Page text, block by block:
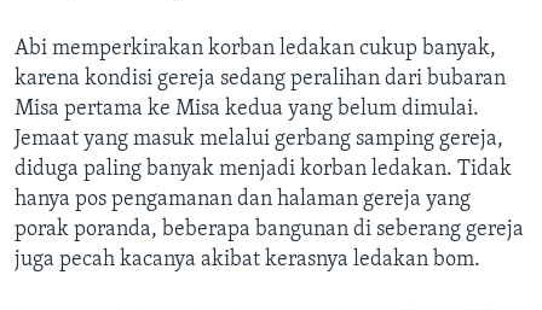
Abi memperkirakan korban ledakan cukup banyak,
karena kondisi gereja sedang peralihan dari bubaran
Misa pertama ke Misa kedua yang belum dimulai.
Jemaat yang masuk melalui gerbang samping gereja,
diduga paling banyak menjadi korban ledakan. Tidak
hanya pos pengamanan dan halaman gereja yang
porak poranda, beberapa bangunan di seberang gereja
juga pecah kacanya akibat kerasnya ledakan bom.